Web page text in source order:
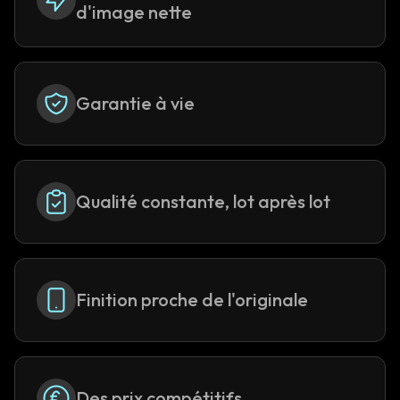
d'image nette
Garantie à vie
Qualité constante, lot après lot
Finition proche de l'originale